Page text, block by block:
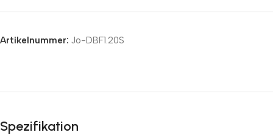
Artikelnummer: Jo-DBF1.20S
Spezifikation